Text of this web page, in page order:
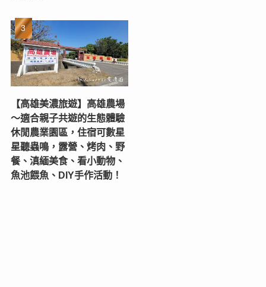
【高雄美濃旅遊】高雄農場
〜適合親子共遊的生態體驗
休閒農業園區，住宿可數星
星聽蟲鳴，露營、烤肉、野
餐、滇緬美食、看小動物、
魚池餵魚、DIY手作活動！